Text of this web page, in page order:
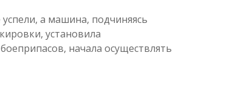
а машина, подчиняясь
установила
начала осуществлять